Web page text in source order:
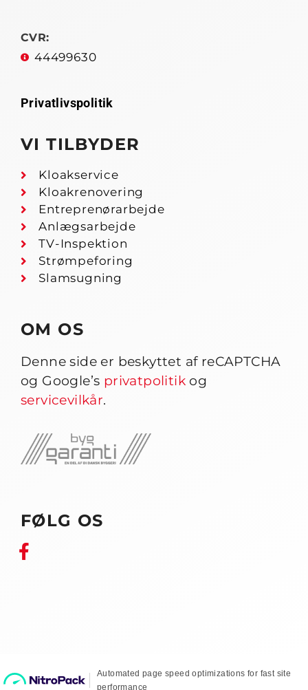
CVR:
44499630
Privatlivspolitik
VI TILBYDER
Kloakservice
Kloakrenovering
Entreprenørarbejde
Anlægsarbejde
TV-Inspektion
Strømpeforing
Slamsugning
OM OS
Denne side er beskyttet af reCAPTCHA
og Google’s privatpolitik og
servicevilkår.
FØLG OS